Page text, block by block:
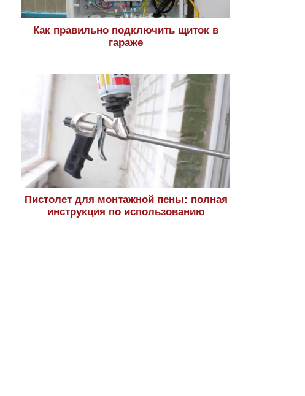
Как правильно подключить щиток в
гараже
Пистолет для монтажной пены: полная
инструкция по использованию